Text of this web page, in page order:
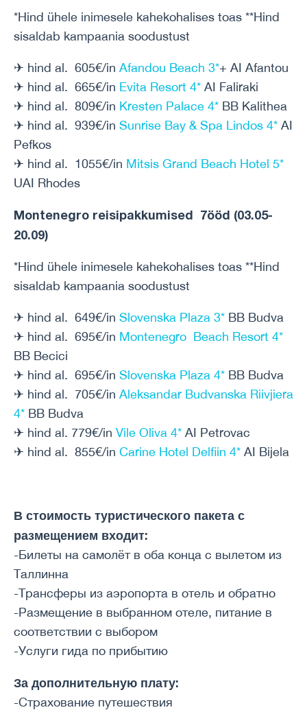
*Hind ühele inimesele kahekohalises toas **Hind
sisaldab kampaania soodustust
✈ hind al. 605€/in Afandou Beach 3*+ AI Afantou
✈ hind al. 665€/in Evita Resort 4* AI Faliraki
✈ hind al. 809€/in Kresten Palace 4* BB Kalithea
✈ hind al. 939€/in Sunrise Bay & Spa Lindos 4* AI
Pefkos
✈ hind al. 1055€/in Mitsis Grand Beach Hotel 5*
UAI Rhodes
Montenegro reisipakkumised 7ööd (03.05-
20.09)
*Hind ühele inimesele kahekohalises toas **Hind
sisaldab kampaania soodustust
✈ hind al. 649€/in Slovenska Plaza 3* BB Budva
✈ hind al. 695€/in Montenegro Beach Resort 4*
BB Becici
✈ hind al. 695€/in Slovenska Plaza 4* BB Budva
✈ hind al. 705€/in Aleksandar Budvanska Riivjiera
4* BB Budva
✈ hind al. 779€/in Vile Oliva 4* AI Petrovac
✈ hind al. 855€/in Carine Hotel Delfiin 4* AI Bijela
В стоимость туристического пакета с
размещением входит:
-Билеты на самолёт в оба конца с вылетом из
Таллинна
-Трансферы из аэропорта в отель и обратно
-Размещение в выбранном отеле, питание в
соответствии с выбором
-Услуги гида по прибытию
За дополнительную плату:
-Страхование путешествия